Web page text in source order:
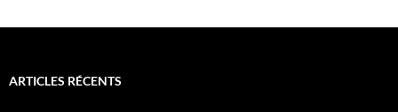
ARTICLES RÉCENTS